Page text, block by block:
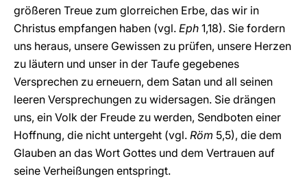
größeren Treue zum glorreichen Erbe, das wir in
Christus empfangen haben (vgl. Eph 1,18). Sie fordern
uns heraus, unsere Gewissen zu prüfen, unsere Herzen
zu läutern und unser in der Taufe gegebenes
Versprechen zu erneuern, dem Satan und all seinen
leeren Versprechungen zu widersagen. Sie drängen
uns, ein Volk der Freude zu werden, Sendboten einer
Hoffnung, die nicht untergeht (vgl. Röm 5,5), die dem
Glauben an das Wort Gottes und dem Vertrauen auf
seine Verheißungen entspringt.